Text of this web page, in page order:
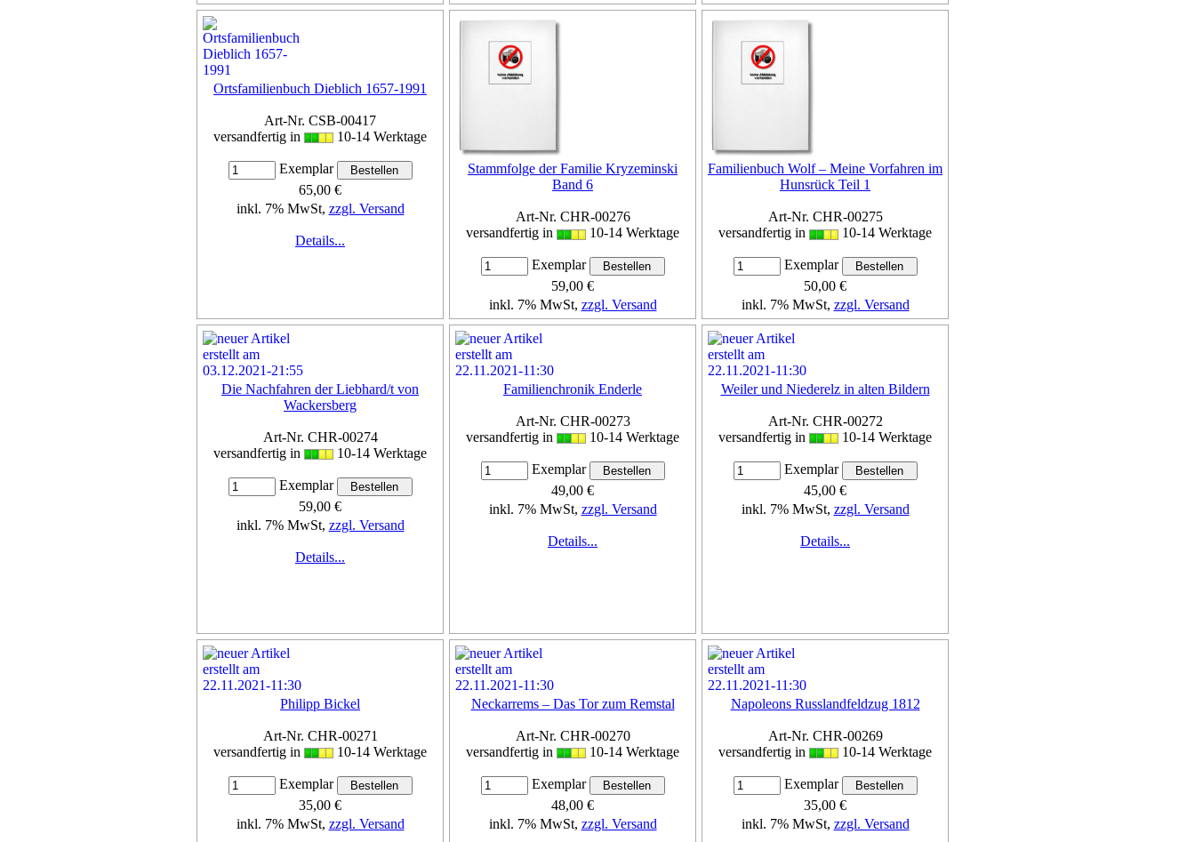
Ortsfamilienbuch Dieblich 1657-1991
Art-Nr. CSB-00417
versandfertig in
10-14 Werktage
Exemplar
65,00 €
inkl. 7% MwSt, zzgl. Versand
Details...
Stammfolge der Familie Kryzeminski
Band 6
Art-Nr. CHR-00276
versandfertig in
10-14 Werktage
Exemplar
59,00 €
inkl. 7% MwSt, zzgl. Versand
Familienbuch Wolf – Meine Vorfahren im
Hunsrück Teil 1
Art-Nr. CHR-00275
versandfertig in
10-14 Werktage
Exemplar
50,00 €
inkl. 7% MwSt, zzgl. Versand
Die Nachfahren der Liebhard/t von
Wackersberg
Art-Nr. CHR-00274
versandfertig in
10-14 Werktage
Exemplar
59,00 €
inkl. 7% MwSt, zzgl. Versand
Details...
Familienchronik Enderle
Art-Nr. CHR-00273
versandfertig in
10-14 Werktage
Exemplar
49,00 €
inkl. 7% MwSt, zzgl. Versand
Details...
Weiler und Niederelz in alten Bildern
Art-Nr. CHR-00272
versandfertig in
10-14 Werktage
Exemplar
45,00 €
inkl. 7% MwSt, zzgl. Versand
Details...
Philipp Bickel
Art-Nr. CHR-00271
versandfertig in
10-14 Werktage
Exemplar
35,00 €
inkl. 7% MwSt, zzgl. Versand
Neckarrems – Das Tor zum Remstal
Art-Nr. CHR-00270
versandfertig in
10-14 Werktage
Exemplar
48,00 €
inkl. 7% MwSt, zzgl. Versand
Napoleons Russlandfeldzug 1812
Art-Nr. CHR-00269
versandfertig in
10-14 Werktage
Exemplar
35,00 €
inkl. 7% MwSt, zzgl. Versand